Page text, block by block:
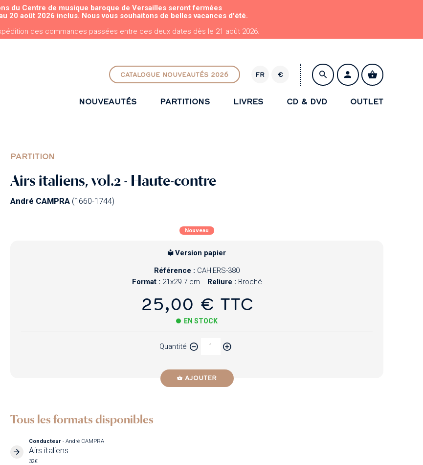
ALLER AU CONTENU PRINCIPAL
du Centre de musique baroque de Versailles seront fermées
20 août 2026 inclus. Nous vous souhaitons de belles vacances d'été.
des commandes passées entre ces deux dates dès le 21 août 2026.
CATALOGUE NOUVEAUTÉS 2026 FR
R
€
NOUVEAUTÉS PARTITIONS LIVRES CD & DVD OUTLET
PARTITION
Airs italiens, vol.2 - Haute-contre
André CAMPRA (1660-1744)
Nouveau
Version papier
Référence : CAHIERS-380
Format : 21x29.7 cm Reliure : Broché
25,00 € TTC
EN STOCK
Quantité
AJOUTER
Tous les formats disponibles
Conducteur- André CAMPRA
Airs italiens
32€